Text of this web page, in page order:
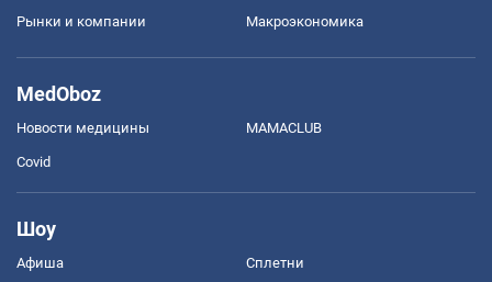
Рынки и компании Mакроэкономика
MedOboz
Новости медицины MAMACLUB
Covid
Шоу
Афиша Сплетни